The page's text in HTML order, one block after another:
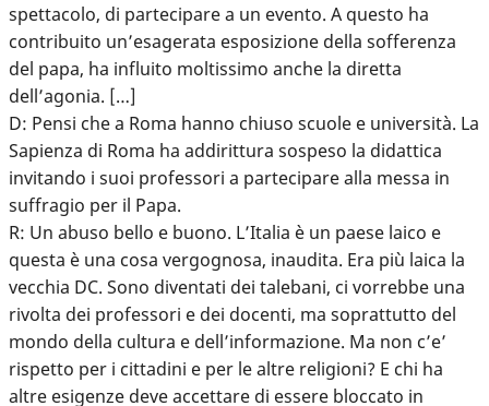
spettacolo, di partecipare a un evento. A questo ha
contribuito un’esagerata esposizione della sofferenza
del papa, ha influito moltissimo anche la diretta
dell’agonia. […]
D: Pensi che a Roma hanno chiuso scuole e università. La
Sapienza di Roma ha addirittura sospeso la didattica
invitando i suoi professori a partecipare alla messa in
suffragio per il Papa.
R: Un abuso bello e buono. L’Italia è un paese laico e
questa è una cosa vergognosa, inaudita. Era più laica la
vecchia DC. Sono diventati dei talebani, ci vorrebbe una
rivolta dei professori e dei docenti, ma soprattutto del
mondo della cultura e dell’informazione. Ma non c’e’
rispetto per i cittadini e per le altre religioni? E chi ha
altre esigenze deve accettare di essere bloccato in